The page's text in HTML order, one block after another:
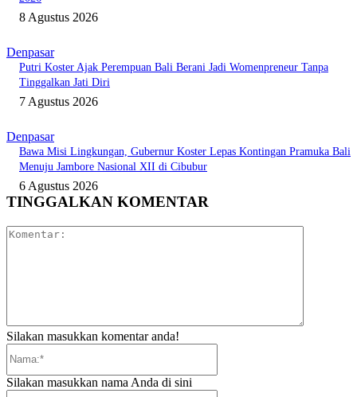
8 Agustus 2026
Denpasar
Putri Koster Ajak Perempuan Bali Berani Jadi Womenpreneur Tanpa
Tinggalkan Jati Diri
7 Agustus 2026
Denpasar
Bawa Misi Lingkungan, Gubernur Koster Lepas Kontingan Pramuka Bali
Menuju Jambore Nasional XII di Cibubur
6 Agustus 2026
TINGGALKAN KOMENTAR
Silakan masukkan komentar anda!
Silakan masukkan nama Anda di sini